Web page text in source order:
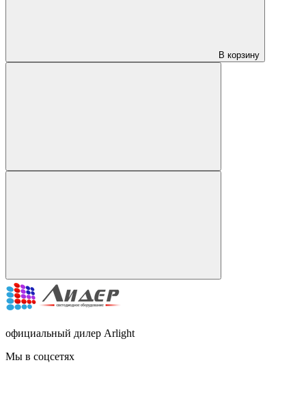
В корзину
официальный дилер Arlight
Мы в соцсетях